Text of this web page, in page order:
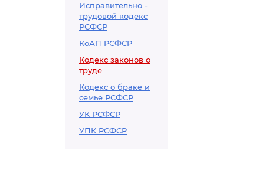
Исправительно -
трудовой кодекс
РСФСР
КоАП РСФСР
Кодекс законов о
труде
Кодекс о браке и
семье РСФСР
УК РСФСР
УПК РСФСР